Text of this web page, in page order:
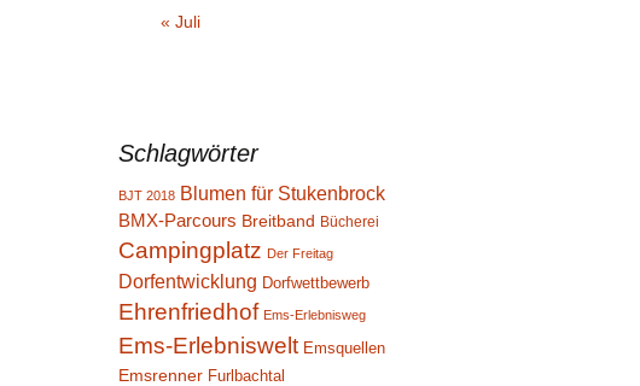
« Juli
Schlagwörter
BJT 2018 Blumen für Stukenbrock
BMX-Parcours Breitband Bücherei
Campingplatz Der Freitag
Dorfentwicklung Dorfwettbewerb
Ehrenfriedhof Ems-Erlebnisweg
Ems-Erlebniswelt Emsquellen
Emsrenner Furlbachtal